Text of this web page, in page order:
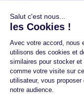
Un crédit vous
Vérifiez vos